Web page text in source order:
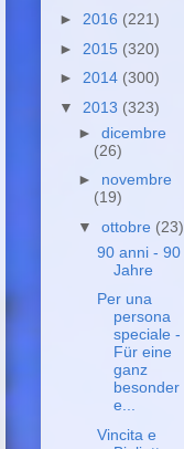
► 2016 (221)
► 2015 (320)
► 2014 (300)
▼ 2013 (323)
► dicembre
(26)
► novembre
(19)
▼ ottobre (23)
90 anni - 90
Jahre
Per una
persona
speciale -
Für eine
ganz
besonder
e...
Vincita e